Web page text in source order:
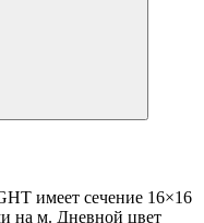
имеет сечение 16×16
на м. Дневной цвет